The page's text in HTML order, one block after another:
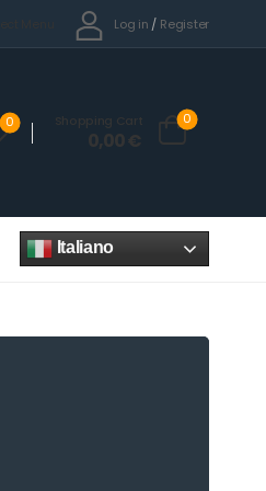
Log in / Register
0 Shopping Cart
0,00€
0
Italiano